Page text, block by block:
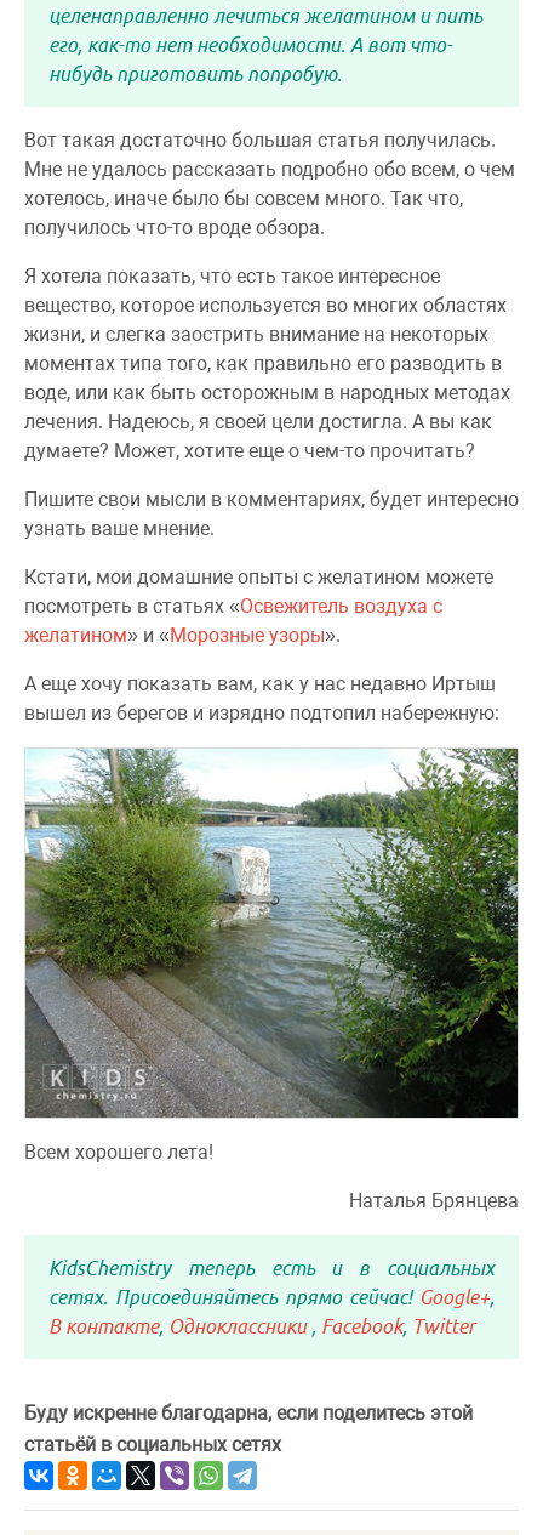
целенаправленно лечиться желатином и пить
его, как-то нет необходимости. А вот что-
нибудь приготовить попробую.
Вот такая достаточно большая статья получилась.
Мне не удалось рассказать подробно обо всем, о чем
хотелось, иначе было бы совсем много. Так что,
получилось что-то вроде обзора.
Я хотела показать, что есть такое интересное
вещество, которое используется во многих областях
жизни, и слегка заострить внимание на некоторых
моментах типа того, как правильно его разводить в
воде, или как быть осторожным в народных методах
лечения. Надеюсь, я своей цели достигла. А вы как
думаете? Может, хотите еще о чем-то прочитать?
Пишите свои мысли в комментариях, будет интересно
узнать ваше мнение.
Кстати, мои домашние опыты с желатином можете
посмотреть в статьях «Освежитель воздуха с
желатином» и «Морозные узоры».
А еще хочу показать вам, как у нас недавно Иртыш
вышел из берегов и изрядно подтопил набережную:
Всем хорошего лета!
Наталья Брянцева
KidsChemistry теперь есть и в социальных
сетях. Присоединяйтесь прямо сейчас! Google+,
В контакте, Одноклассники , Facebook, Twitter
Буду искренне благодарна, если поделитесь этой
статьёй в социальных сетях